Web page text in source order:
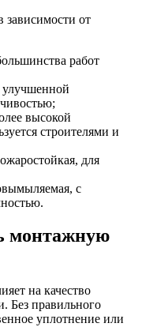
зависимости от
работ
улучшенной
высокой
строителями и
для
с
монтажную
на качество
Без правильного
уплотнение или